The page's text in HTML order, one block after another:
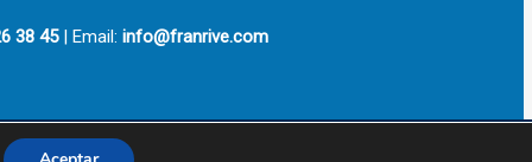
38 45| Email: info@franrive.com